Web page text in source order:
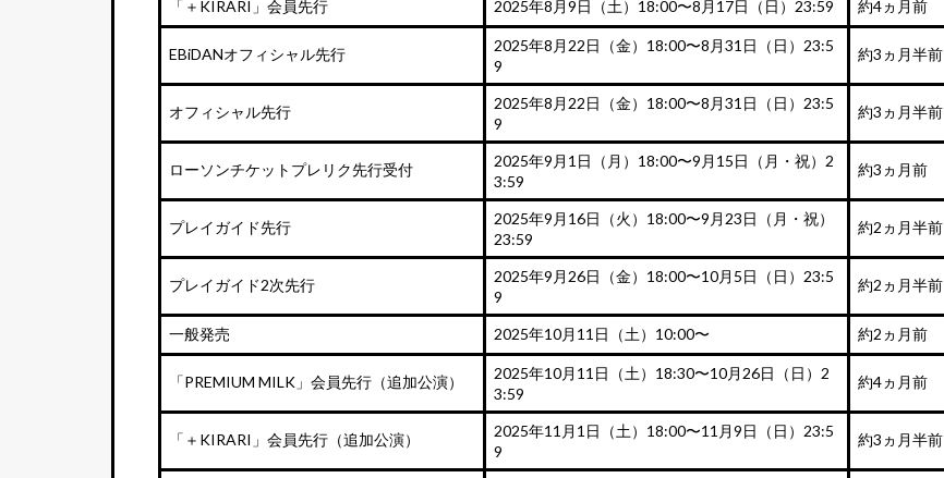
「＋KIRARI」会員先行 2025年8月9日（土）18:00〜8月17日（日）23:59 約4ヵ月前
EBiDANオフィシャル先行
2025年8月22日（金）18:00〜8月31日（日）23:5
9
約3ヵ月半前
オフィシャル先行
2025年8月22日（金）18:00〜8月31日（日）23:5
9
約3ヵ月半前
ローソンチケットプレリク先行受付
2025年9月1日（月）18:00〜9月15日（月・祝）2
3:59
約3ヵ月前
プレイガイド先行
2025年9月16日（火）18:00〜9月23日（月・祝）
23:59
約2ヵ月半前
プレイガイド2次先行
2025年9月26日（金）18:00〜10月5日（日）23:5
9
約2ヵ月半前
一般発売 2025年10月11日（土）10:00〜 約2ヵ月前
「PREMIUM MILK」会員先行（追加公演）
2025年10月11日（土）18:30〜10月26日（日）2
3:59
約4ヵ月前
「＋KIRARI」会員先行（追加公演）
2025年11月1日（土）18:00〜11月9日（日）23:5
9
約3ヵ月半前